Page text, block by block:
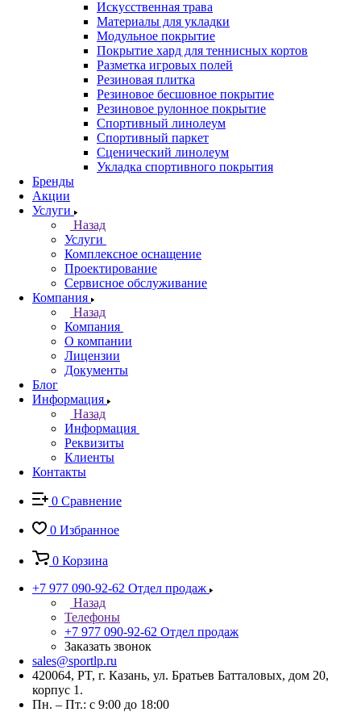
Искусственная трава
Материалы для укладки
Модульное покрытие
Покрытие хард для теннисных кортов
Разметка игровых полей
Резиновая плитка
Резиновое бесшовное покрытие
Резиновое рулонное покрытие
Спортивный линолеум
Спортивный паркет
Сценический линолеум
Укладка спортивного покрытия
Бренды
Акции
Услуги
Назад
Услуги
Комплексное оснащение
Проектирование
Сервисное обслуживание
Компания
Назад
Компания
О компании
Лицензии
Документы
Блог
Информация
Назад
Информация
Реквизиты
Клиенты
Контакты
0 Сравнение
0 Избранное
0 Корзина
+7 977 090-92-62 Отдел продаж
Назад
Телефоны
+7 977 090-92-62 Отдел продаж
Заказать звонок
sales@sportlp.ru
420064, PT, г. Казань, ул. Братьев Батталовых, дом 20,
корпус 1.
Пн. – Пт.: с 9:00 до 18:00